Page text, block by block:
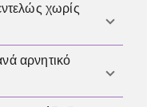
μόνο μέσω της
με
έτσι συχνά
των τεστ.
κύηση.
χωρίς
μπορεί αρχικά να
ή σαφή πόνο και
αρνητικό